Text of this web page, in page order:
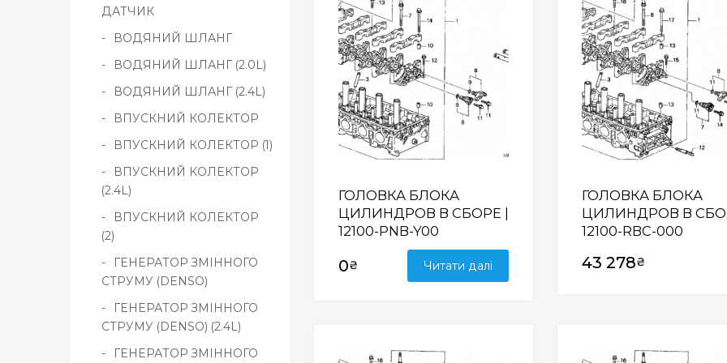
ГОЛОВКА БЛОКА
ЦИЛИНДРОВ В СБОРЕ |
12100-PNB-Y00
0₴ Читати далі
ГОЛОВКА БЛОКА
ЦИЛИНДРОВ В
12100-RBC-000
43 278₴
ДАТЧИК
ВОДЯНИЙ ШЛАНГ
ВОДЯНИЙ ШЛАНГ (2.0L)
ВОДЯНИЙ ШЛАНГ (2.4L)
ВПУСКНИЙ КОЛЕКТОР
ВПУСКНИЙ КОЛЕКТОР (1)
ВПУСКНИЙ КОЛЕКТОР
(2.4L)
ВПУСКНИЙ КОЛЕКТОР
(2)
ГЕНЕРАТОР ЗМІННОГО
СТРУМУ (DENSO)
ГЕНЕРАТОР ЗМІННОГО
СТРУМУ (DENSO) (2.4L)
ГЕНЕРАТОР ЗМІННОГО